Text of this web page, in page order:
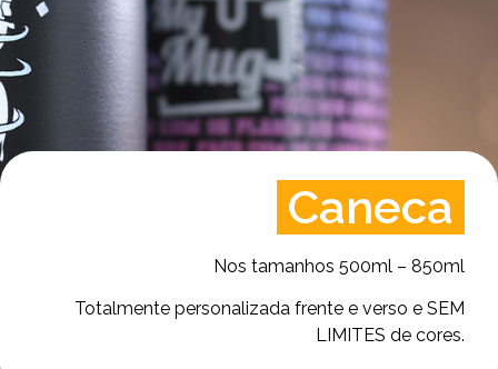
Caneca
Nos tamanhos 500ml – 850ml
Totalmente personalizada frente e verso e SEM
LIMITES de cores.